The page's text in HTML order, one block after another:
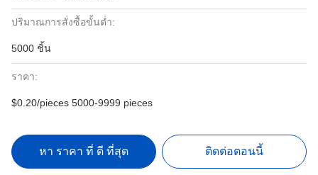
ปริมาณการสั่งซื้อขั้นต่ำ:
5000 ชิ้น
ราคา:
$0.20/pieces 5000-9999 pieces
หา ราคา ที่ ดี ที่สุด ติดต่อตอนนี้